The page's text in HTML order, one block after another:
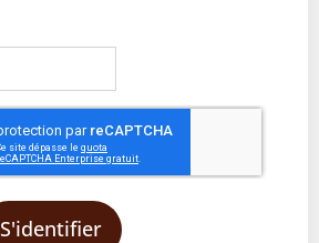
S'identifier